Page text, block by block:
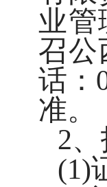
业管
召公
话：
准。
2
(1)